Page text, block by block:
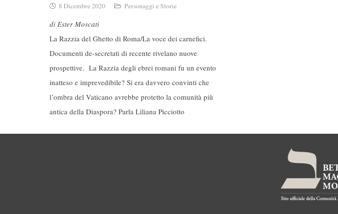
8 Dicembre 2020 Personaggi e Storie
di Ester Moscati
La Razzia del Ghetto di Roma/La voce dei carnefici.
Documenti de-secretati di recente rivelano nuove
prospettive. La Razzia degli ebrei romani fu un evento
inatteso e imprevedibile? Si era davvero convinti che
l’ombra del Vaticano avrebbe protetto la comunità più
antica della Diaspora? Parla Liliana Picciotto